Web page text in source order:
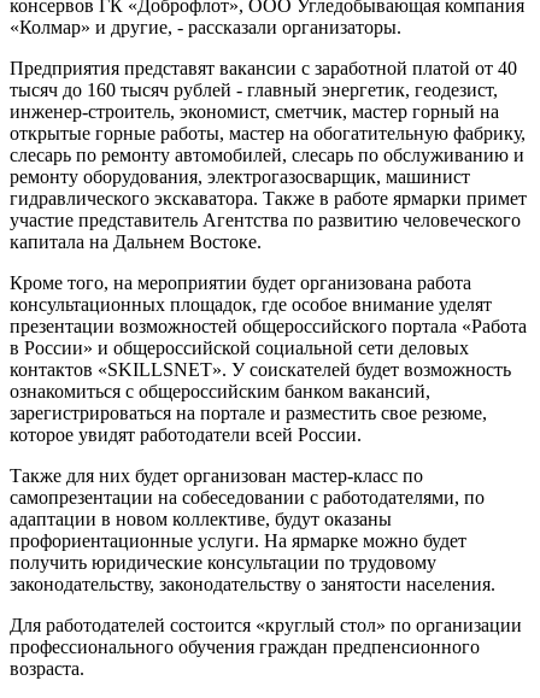
консервов ГК «Доброфлот», ООО Угледобывающая компания
«Колмар» и другие, - рассказали организаторы.
Предприятия представят вакансии с заработной платой от 40
тысяч до 160 тысяч рублей - главный энергетик, геодезист,
инженер-строитель, экономист, сметчик, мастер горный на
открытые горные работы, мастер на обогатительную фабрику,
слесарь по ремонту автомобилей, слесарь по обслуживанию и
ремонту оборудования, электрогазосварщик, машинист
гидравлического экскаватора. Также в работе ярмарки примет
участие представитель Агентства по развитию человеческого
капитала на Дальнем Востоке.
Кроме того, на мероприятии будет организована работа
консультационных площадок, где особое внимание уделят
презентации возможностей общероссийского портала «Работа
в России» и общероссийской социальной сети деловых
контактов «SKILLSNET». У соискателей будет возможность
ознакомиться с общероссийским банком вакансий,
зарегистрироваться на портале и разместить свое резюме,
которое увидят работодатели всей России.
Также для них будет организован мастер-класс по
самопрезентации на собеседовании с работодателями, по
адаптации в новом коллективе, будут оказаны
профориентационные услуги. На ярмарке можно будет
получить юридические консультации по трудовому
законодательству, законодательству о занятости населения.
Для работодателей состоится «круглый стол» по организации
профессионального обучения граждан предпенсионного
возраста.